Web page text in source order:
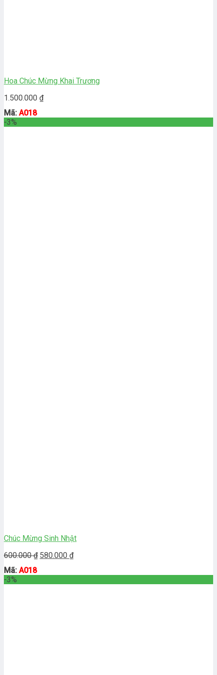
Hoa Chúc Mừng Khai Trương
1.500.000 ₫
Mã: A018
-3%
Chúc Mừng Sinh Nhật
600.000₫ Giá
là:
600.000 ₫.
580.000 ₫Giá
tại
là:
Mã: A018
-3%